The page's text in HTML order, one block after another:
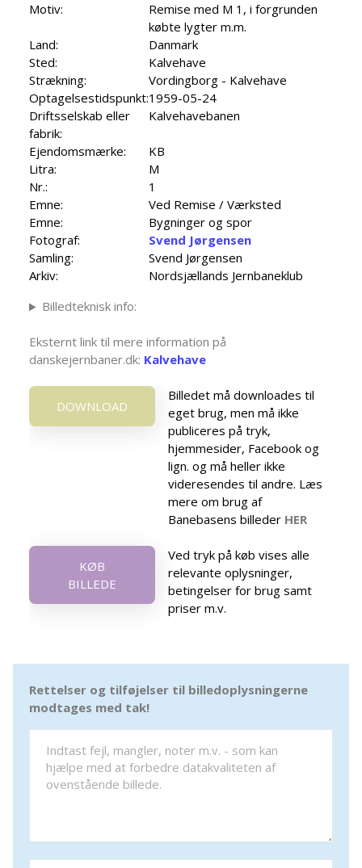
Motiv:
Remise med M 1, i forgrunden
købte lygter m.m.
Land:
Danmark
Sted:
Kalvehave
Strækning:
Vordingborg - Kalvehave
Optagelsestidspunkt:1959-05-24
Driftsselskab eller
fabrik:
Kalvehavebanen
Ejendomsmærke:
KB
Litra:
M
Nr.:
1
Emne:
Ved Remise / Værksted
Emne:
Bygninger og spor
Fotograf:
Svend Jørgensen
Samling:
Svend Jørgensen
Arkiv:
Nordsjællands Jernbaneklub
Billedteknisk info:
Eksternt link til mere information på
danskejernbaner.dk: Kalvehave
DOWNLOAD
Billedet må downloades til
eget brug, men må ikke
publiceres på tryk,
hjemmesider, Facebook og
lign. og må heller ikke
videresendes til andre. Læs
mere om brug af
Banebasens billeder HER
KØB
BILLEDE
Ved tryk på køb vises alle
relevante oplysninger,
betingelser for brug samt
priser m.v.
Rettelser og tilføjelser til billedoplysningerne
modtages med tak!